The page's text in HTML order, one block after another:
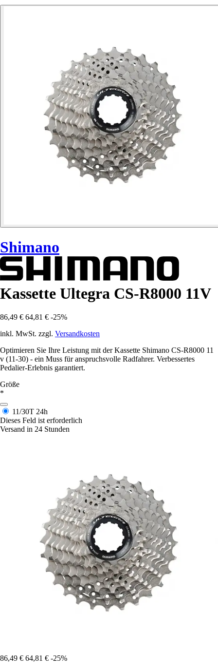
Shimano
Kassette Ultegra CS-R8000 11V
86,49 € 64,81 € -25%
inkl. MwSt. zzgl. Versandkosten
Optimieren Sie Ihre Leistung mit der Kassette Shimano CS-R8000 11
v (11-30) - ein Muss für anspruchsvolle Radfahrer. Verbessertes
Pedalier-Erlebnis garantiert.
Größe
*
11/30T 24h
Dieses Feld ist erforderlich
Versand in 24 Stunden
86,49 € 64,81 € -25%